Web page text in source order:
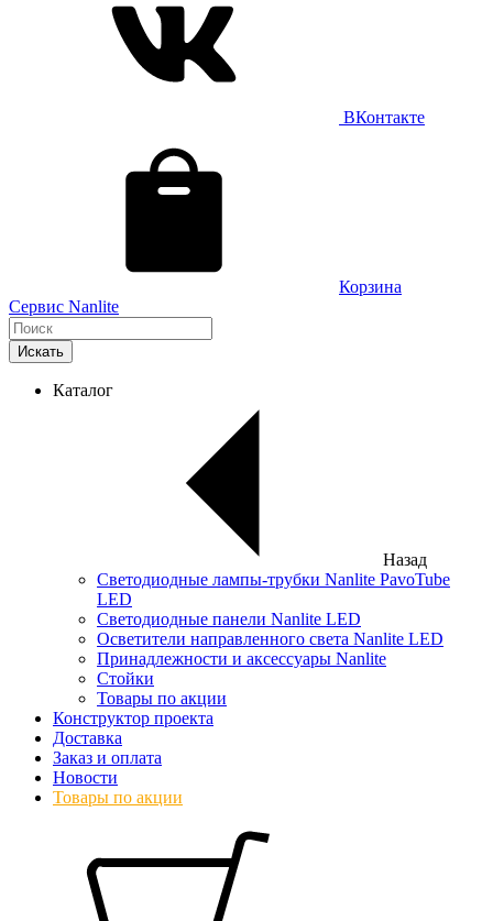
ВКонтакте
Корзина
Сервис Nanlite
Искать
Каталог
Назад
Светодиодные лампы-трубки Nanlite PavoTube
LED
Светодиодные панели Nanlite LED
Осветители направленного света Nanlite LED
Принадлежности и аксессуары Nanlite
Стойки
Товары по акции
Конструктор проекта
Доставка
Заказ и оплата
Новости
Товары по акции